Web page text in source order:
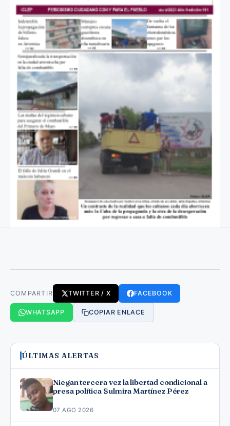
COMPARTIR TWITTER / X FACEBOOK
WHATSAPP COPIAR ENLACE
ÚLTIMAS ALERTAS
Niegan tercera vez la libertad condicional a
presa política Sulmira Martínez Pérez
07 AGO 2026